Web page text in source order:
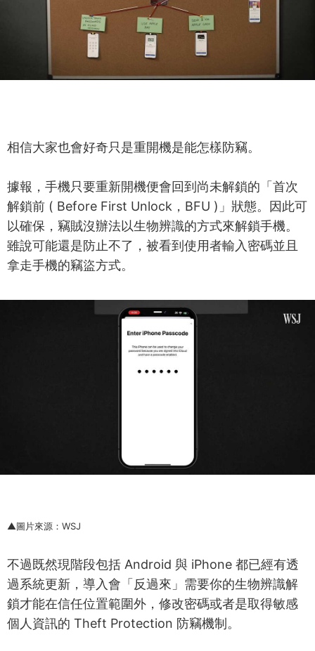
相信大家也會好奇只是重開機是能怎樣防竊。
據報，手機只要重新開機便會回到尚未解鎖的「首次
解鎖前 ( Before First Unlock，BFU )」狀態。因此可
以確保，竊賊沒辦法以生物辨識的方式來解鎖手機。
雖說可能還是防止不了，被看到使用者輸入密碼並且
拿走手機的竊盜方式。
▲圖片來源：WSJ
不過既然現階段包括 Android 與 iPhone 都已經有透
過系統更新，導入會「反過來」需要你的生物辨識解
鎖才能在信任位置範圍外，修改密碼或者是取得敏感
個人資訊的 Theft Protection 防竊機制。